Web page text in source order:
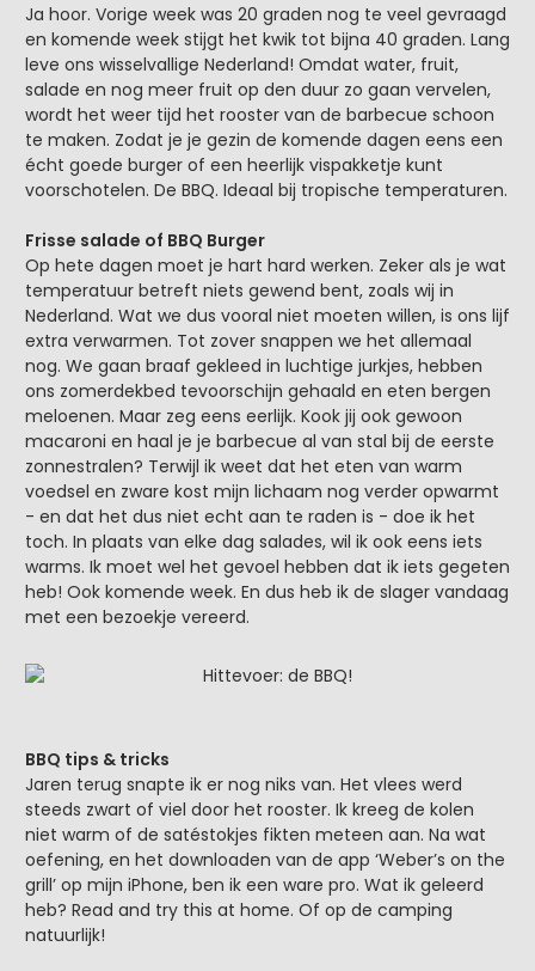
Ja hoor. Vorige week was 20 graden nog te veel gevraagd
en komende week stijgt het kwik tot bijna 40 graden. Lang
leve ons wisselvallige Nederland! Omdat water, fruit,
salade en nog meer fruit op den duur zo gaan vervelen,
wordt het weer tijd het rooster van de barbecue schoon
te maken. Zodat je je gezin de komende dagen eens een
écht goede burger of een heerlijk vispakketje kunt
voorschotelen. De BBQ. Ideaal bij tropische temperaturen.
Frisse salade of BBQ Burger
Op hete dagen moet je hart hard werken. Zeker als je wat
temperatuur betreft niets gewend bent, zoals wij in
Nederland. Wat we dus vooral niet moeten willen, is ons lijf
extra verwarmen. Tot zover snappen we het allemaal
nog. We gaan braaf gekleed in luchtige jurkjes, hebben
ons zomerdekbed tevoorschijn gehaald en eten bergen
meloenen. Maar zeg eens eerlijk. Kook jij ook gewoon
macaroni en haal je je barbecue al van stal bij de eerste
zonnestralen? Terwijl ik weet dat het eten van warm
voedsel en zware kost mijn lichaam nog verder opwarmt
- en dat het dus niet echt aan te raden is - doe ik het
toch. In plaats van elke dag salades, wil ik ook eens iets
warms. Ik moet wel het gevoel hebben dat ik iets gegeten
heb! Ook komende week. En dus heb ik de slager vandaag
met een bezoekje vereerd.
BBQ tips & tricks
Jaren terug snapte ik er nog niks van. Het vlees werd
steeds zwart of viel door het rooster. Ik kreeg de kolen
niet warm of de satéstokjes fikten meteen aan. Na wat
oefening, en het downloaden van de app ‘Weber’s on the
grill’ op mijn iPhone, ben ik een ware pro. Wat ik geleerd
heb? Read and try this at home. Of op de camping
natuurlijk!